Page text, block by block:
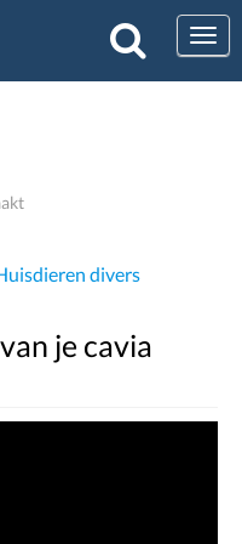
divers
je cavia